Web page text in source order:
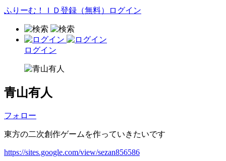
ふりーむ！ＩＤ登録（無料） ログイン
ログイン
青山有人
フォロー
東方の二次創作ゲームを作っていきたいです
https://sites.google.com/view/sezan856586